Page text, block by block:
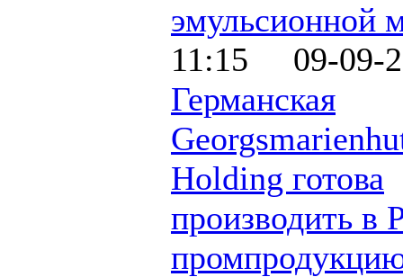
эмульсионной
11:15 09-09-
Германская
Holding готова
производить в